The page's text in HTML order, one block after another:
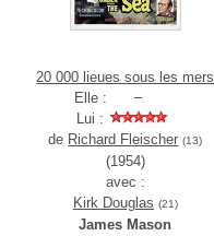
20 000 lieues sous les mers
Elle :
Lui :
de Richard Fleischer (13)
(1954)
avec :
Kirk Douglas (21)
James Mason